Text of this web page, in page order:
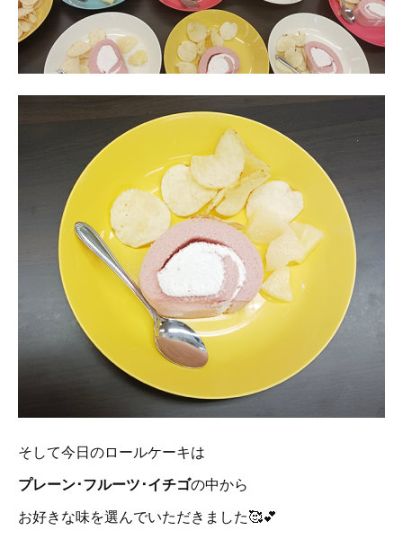
そして今日のロールケーキは
プレーン･フルーツ･イチゴの中から
お好きな味を選んでいただきました🥰💕